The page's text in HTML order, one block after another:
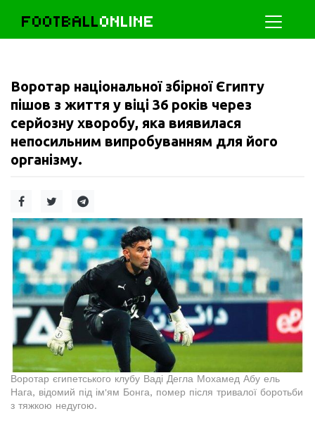
FOOTBALLONLINE
Воротар національної збірної Єгипту
пішов з життя у віці 36 років через
серйозну хворобу, яка виявилася
непосильним випробуванням для його
організму.
Воротар єгипетського клубу Ваді Дегла Мохамед Абу ель
Нага, відомий під ім'ям Бонга, помер після тривалої боротьби
з тяжкою недугою.